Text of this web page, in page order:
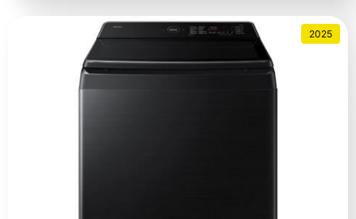
2025